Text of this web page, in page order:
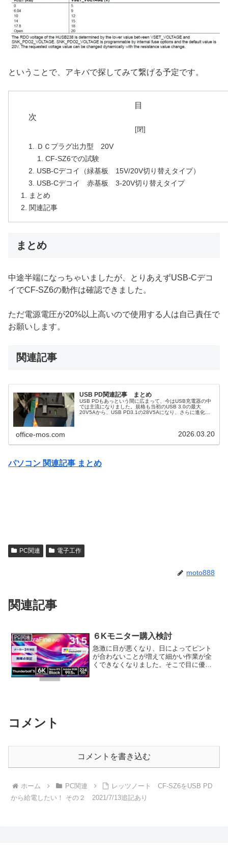
ということで、アキバで探してみて繋げる予定です。
目
ＤＣプラグ出力型 20V
CF-SZ6での試験
USB-Cデコイ（緑基板 15V/20V切り替えタイプ）
USB-Cデコイ 赤基板 3-20V切り替えタイプ
まとめ
関連記事
まとめ
中途半端になっちゃいましたが、とりあえずUSB-Cデコ
イでCF-SZ6の動作は確認できました。
ただ電源電圧が20%以上高いので使用する人は自己責任で
お願いします。
関連記事
USB PD関連記事 まとめ
USB PDもあっという間に広まって、今はUSB充電器の中
では主流になりました。規格も当初のUSB 3.0の最大
20V5Aから、USB PD3.1の28V5Aになり、さらに進化し
office-mos.com 2026.03.20
パソコン 関連記事 まとめ
PC関連 電子工作
moto888
関連記事
PC関連 ６Kモニター購入検討
急激に目が悪くなり、日によってピント
が合わないことが増えて細かい作業が全
くできなくなりました。そこで目に優し
コメント
コメントを書き込む
ホーム PC関連
レッツノート CF-SZ6をUSB PD
から給電したい！ その２ 2021/7/13追記あり